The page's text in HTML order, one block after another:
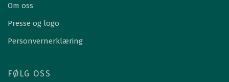
Om oss
Presse og logo
Personvernerklæring
FØLG OSS